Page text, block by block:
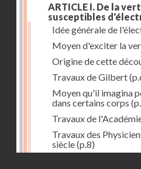
ARTICLE I. De la
susceptibles
Idée générale de
Moyen d'exciter la
Origine de cette
Travaux de Gilbert
Moyen qu'il imagina
dans certains corps
Travaux de
Travaux des
siècle(p.8)